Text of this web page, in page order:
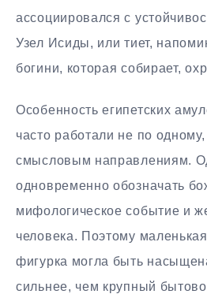
ассоциировался с
Узел Исиды, или тиет,
богини, которая собирает,
Особенность египетских
часто работали не по
смысловым направлениям.
одновременно обозначать
мифологическое событие и
человека. Поэтому
фигурка могла быть
сильнее, чем крупный